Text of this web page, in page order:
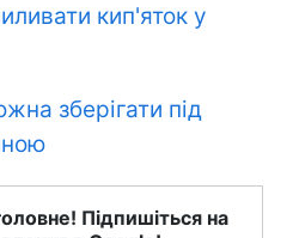
кип'яток у
зберігати під
Підпишіться на